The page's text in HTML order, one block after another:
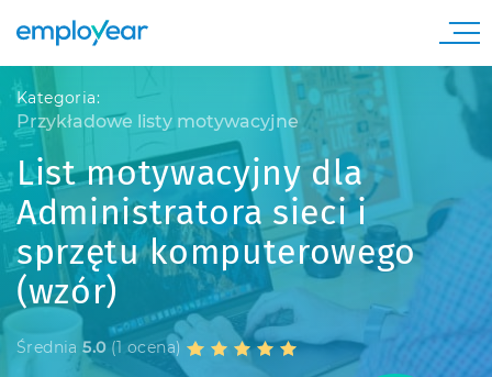
Kategoria:
Przykładowe listy motywacyjne
List motywacyjny dla
Administratora sieci i
sprzętu komputerowego
(wzór)
Średnia5.0(1 ocena)